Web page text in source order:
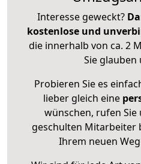
Interesse geweckt?
kostenlose und
die innerhalb von ca. 2
Sie glauben
Probieren Sie es
lieber gleich eine
wünschen, rufen
geschulten Mitarbeiter
Ihrem neuen